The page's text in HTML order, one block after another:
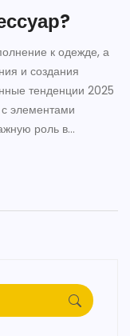
к одежде, а
и создания
тенденции 2025
с элементами
роль в
в